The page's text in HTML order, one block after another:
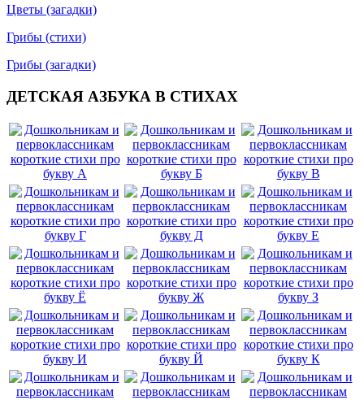
Цветы (загадки)
Грибы (стихи)
Грибы (загадки)
ДЕТСКАЯ АЗБУКА В СТИХАХ